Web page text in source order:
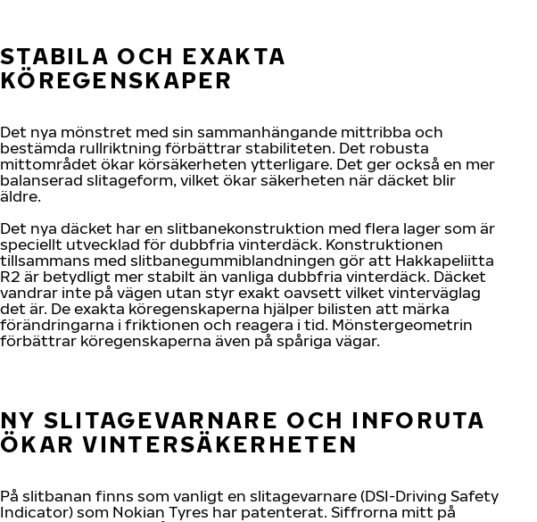
STABILA OCH EXAKTA
KÖREGENSKAPER
Det nya mönstret med sin sammanhängande mittribba och
bestämda rullriktning förbättrar stabiliteten. Det robusta
mittområdet ökar körsäkerheten ytterligare. Det ger också en mer
balanserad slitageform, vilket ökar säkerheten när däcket blir
äldre.
Det nya däcket har en slitbanekonstruktion med flera lager som är
speciellt utvecklad för dubbfria vinterdäck. Konstruktionen
tillsammans med slitbanegummiblandningen gör att Hakkapeliitta
R2 är betydligt mer stabilt än vanliga dubbfria vinterdäck. Däcket
vandrar inte på vägen utan styr exakt oavsett vilket vinterväglag
det är. De exakta köregenskaperna hjälper bilisten att märka
förändringarna i friktionen och reagera i tid. Mönstergeometrin
förbättrar köregenskaperna även på spåriga vägar.
NY SLITAGEVARNARE OCH INFORUTA
ÖKAR VINTERSÄKERHETEN
På slitbanan finns som vanligt en slitagevarnare (DSI-Driving Safety
Indicator) som Nokian Tyres har patenterat. Siffrorna mitt på